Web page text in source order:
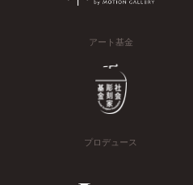
アート基金
プロデュース